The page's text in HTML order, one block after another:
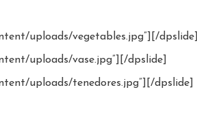
uploads/vegetables.jpg”][/dpslide]
uploads/vase.jpg”][/dpslide]
uploads/tenedores.jpg”][/dpslide]